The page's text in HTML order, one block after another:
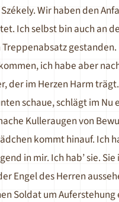
Wir haben den
Ich selbst bin auch an
Treppenabsatz
ich habe aber
der im Herzen Harm
schaue, schlägt im Nu
Kulleraugen von
kommt hinauf. Ich
in mir. Ich hab’ sie.
Engel des Herren
Soldat um Auferstehung